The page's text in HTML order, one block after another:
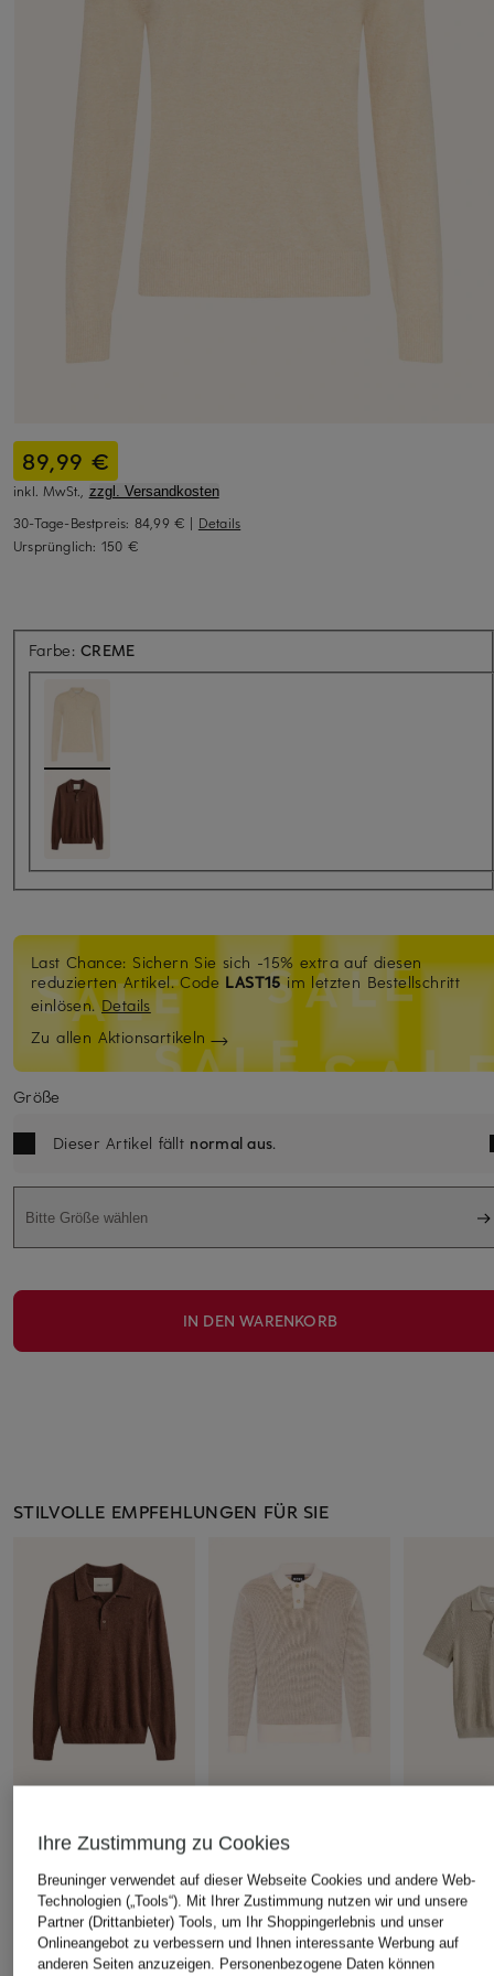
89,99 €
inkl. MwSt., zzgl. Versandkosten
30-Tage-Bestpreis: 84,99 € | Details
Ursprünglich: 150 €
Farbe:CREME
Last Chance: Sichern Sie sich -15% extra auf diesen
reduzierten Artikel. Code LAST15im letzten Bestellschritt
einlösen.Details
Zu allen Aktionsartikeln
Größe
Dieser Artikel fällt normal aus.
Bitte Größe wählen
IN DEN WARENKORB
STILVOLLE EMPFEHLUNGEN FÜR SIE
GANT
Strick-Poloshirt mit
Leinen
89,99 €
Bestpreis:76,49 €
BOSS
Strick-Poloshirt ULIO
169,99 €
Bestpreis:106,24 €
Ursprünglich:249 €
Strick-
79,99 €
Bestpreis:
Ursprünglich:
Ihre Zustimmung zu Cookies
Breuninger verwendet auf dieser Webseite Cookies und andere Web-
Technologien („Tools“). Mit Ihrer Zustimmung nutzen wir und unsere
Partner (Drittanbieter) Tools, um Ihr Shoppingerlebnis und unser
Onlineangebot zu verbessern und Ihnen interessante Werbung auf
anderen Seiten anzuzeigen. Personenbezogene Daten können